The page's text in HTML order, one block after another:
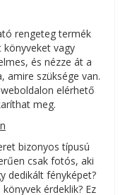
rengeteg termék
vagy
és nézze át a
amire szüksége van.
elérhető
meg.
bizonyos típusú
csak fotós, aki
dedikált fényképet?
érdeklik? Ez